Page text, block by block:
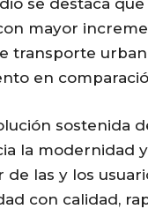
mayor
transporte
en
sostenida
la modernidad
de las y los
con calidad,